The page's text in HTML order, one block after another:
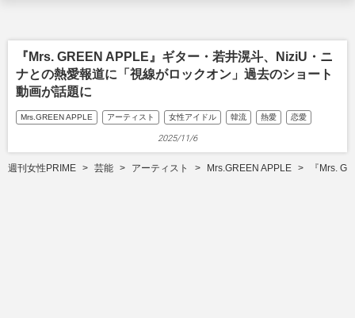
『Mrs. GREEN APPLE』ギター・若井滉斗、NiziU・ニ
ナとの熱愛報道に「視線がロックオン」過去のショート
動画が話題に
Mrs.GREEN APPLE アーティスト 女性アイドル 韓流 熱愛 恋愛
2025/11/6
週刊女性PRIME 芸能 アーティスト Mrs.GREEN APPLE 『Mrs.